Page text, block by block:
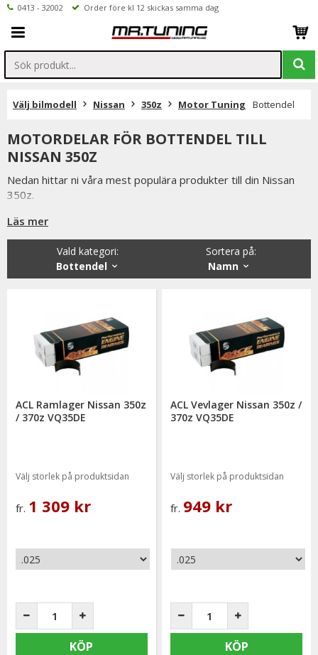
0413 - 32002 Order före kl 12 skickas samma dag
Välj bilmodell Nissan 350z Motor Tuning Bottendel
MOTORDELAR FÖR BOTTENDEL TILL
NISSAN 350Z
Nedan hittar ni våra mest populära produkter till din Nissan
350z.
Så som ramlager, vevlager, smidda kolvar H-profil stakar mm.
Från kända varumärken som King Bearings, ACL
Är du tveksamt på vilken variant du ska välja är du alltid
välkommen att kontakta oss för rådgivning.
Läs mer
Sortera på:
Namn
Vald kategori:
Bottendel
ACL Ramlager Nissan 350z
/ 370z VQ35DE
Välj storlek på produktsidan
fr. 1 309 kr
KÖP
ACL Vevlager Nissan 350z /
370z VQ35DE
Välj storlek på produktsidan
fr. 949 kr
KÖP